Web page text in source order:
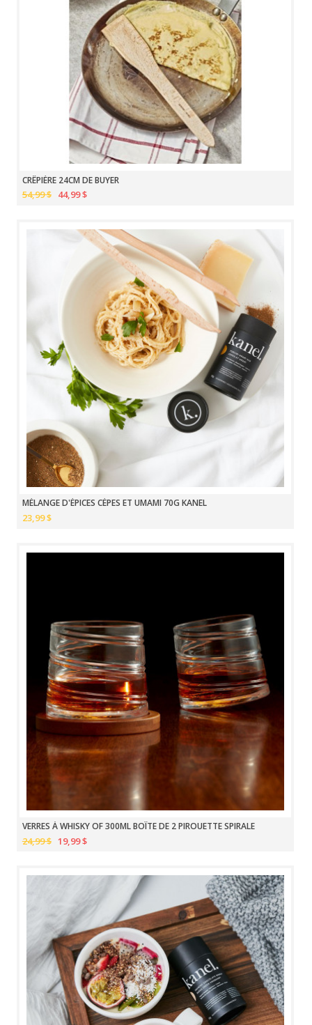
CRÊPIÈRE 24CM DE BUYER
54,99 $ 44,99 $
MÉLANGE D'ÉPICES CÈPES ET UMAMI 70G KANEL
23,99 $
VERRES À WHISKY OF 300ML BOÎTE DE 2 PIROUETTE SPIRALE
24,99 $ 19,99 $